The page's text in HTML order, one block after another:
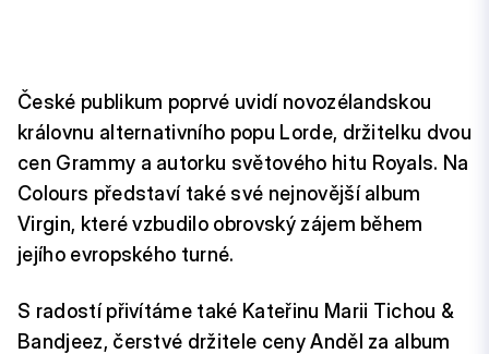
České publikum poprvé uvidí novozélandskou
královnu alternativního popu Lorde, držitelku dvou
cen Grammy a autorku světového hitu Royals. Na
Colours představí také své nejnovější album
Virgin, které vzbudilo obrovský zájem během
jejího evropského turné.
S radostí přivítáme také Kateřinu Marii Tichou &
Bandjeez, čerstvé držitele ceny Anděl za album